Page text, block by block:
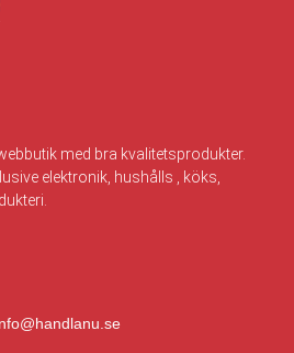
med bra kvalitetsprodukter.
elektronik, hushålls , köks,